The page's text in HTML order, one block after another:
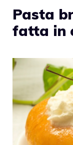
Pasta
fatta in